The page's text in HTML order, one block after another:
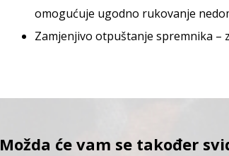
omogućuje ugodno rukovanje
Zamjenjivo otpuštanje spremnika –
Možda će vam se također